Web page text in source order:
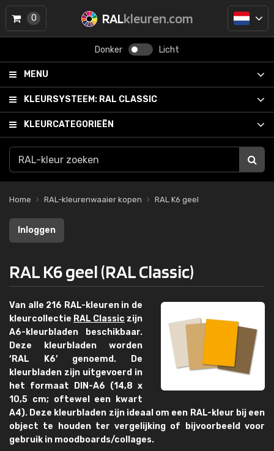
RALkleuren.com
Donker Licht
MENU
KLEURSYSTEEM: RAL CLASSIC
KLEURCATEGORIEËN
0
Home RAL-kleurenwaaier kopen RAL K6 geel
Inloggen
RAL K6 geel (RAL Classic)
Van alle 216 RAL-kleuren in de
kleurcollectie RAL Classic zijn
A6-kleurbladen beschikbaar.
Deze kleurbladen worden
‘RAL K6’ genoemd. De
kleurbladen zijn uitgevoerd in
het formaat DIN-A6 (14,8 x
10,5 cm; oftewel een kwart
A4). Deze kleurbladen zijn ideaal om een RAL-kleur bij een
object te houden ter vergelijking of bijvoorbeeld voor
gebruik in moodboards/collages.